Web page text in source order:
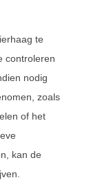
te
controleren
nodig
zoals
of het
kan de